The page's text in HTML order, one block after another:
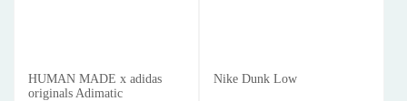
HUMAN MADE x adidas
originals Adimatic
Nike Dunk Low